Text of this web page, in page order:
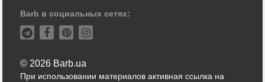
Barb в социальных сетях:
© 2026 Barb.ua
При использовании материалов активная ссылка на